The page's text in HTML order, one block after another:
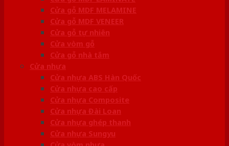
Cửa gỗ MDF MELAMINE
Cửa gỗ MDF VENEER
Cửa gỗ tự nhiên
Cửa vòm gỗ
Cửa gỗ nhà tắm
Cửa nhựa
Cửa nhựa ABS Hàn Quốc
Cửa nhựa cao cấp
Cửa nhựa Composite
Cửa nhựa Đài Loan
Cửa nhựa ghép thanh
Cửa nhựa Sungyu